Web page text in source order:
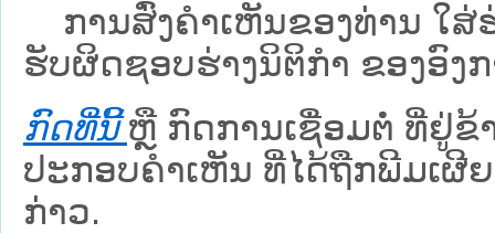
ການສົ່ງຄໍາເຫັນຂອງທ່ານ ໃສ່
ຮັບຜິດຊອບຮ່າງນິຕິກຳ ຂອງອົງ
ກົດທີ່ນີ້ ຫຼື ກົດການເຊື່ອມຕໍ່ ທີ່ຢູ່ຂ້
ປະກອບຄຳເຫັນ ທີ່ໄດ້ຖືກພີມເຜີ
ກ່າວ.